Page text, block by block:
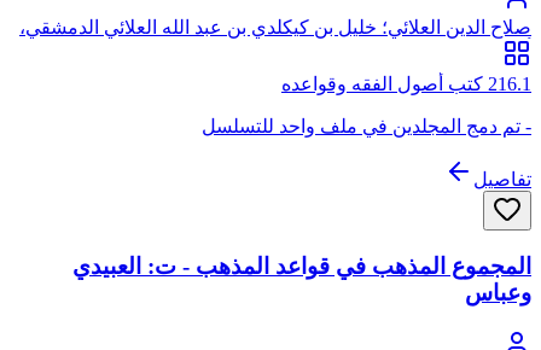
صلاح الدين العلائي؛ خليل بن كيكلدي بن عبد الله العلائي الدمشقي،
أبو سعيد، صلاح الدين
216.1 كتب أصول الفقه وقواعده
- تم دمج المجلدين في ملف واحد للتسلسل
تفاصيل
المجموع المذهب في قواعد المذهب - ت: العبيدي
وعباس